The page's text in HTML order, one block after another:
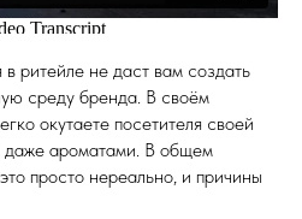
ритейле не даст вам создать
среду бренда. В своём
окутаете посетителя своей
даже ароматами. В общем
просто нереально, и причины